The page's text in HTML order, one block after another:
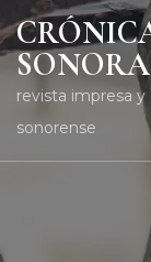
SONORA
revista impresa y
sonorense